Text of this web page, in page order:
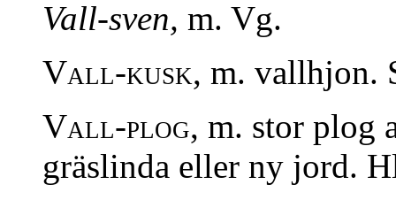
Vall-sven, m. Vg.
Vall-kusk, m. vallhjon.
Vall-plog, m. stor plog
gräslinda eller ny jord.